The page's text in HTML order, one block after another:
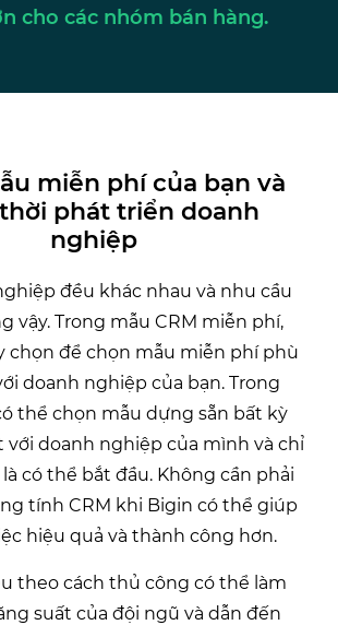
cho các nhóm bán hàng.
miễn phí của bạn và
phát triển doanh
nghiệp
đều khác nhau và nhu cầu
vậy. Trong mẫu CRM miễn phí,
chọn để chọn mẫu miễn phí phù
doanh nghiệp của bạn. Trong
thể chọn mẫu dựng sẵn bất kỳ
với doanh nghiệp của mình và chỉ
có thể bắt đầu. Không cần phải
tính CRM khi Bigin có thể giúp
hiệu quả và thành công hơn.
theo cách thủ công có thể làm
suất của đội ngũ và dẫn đến